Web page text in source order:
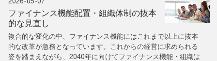
ファイナンス機能配置・組織体制の抜本
的な見直し
複合的な変化の中、ファイナンス機能にはこれまで以上に抜本
的な改革が急務となっています。これからの経営に求められる
姿を踏まえながら、2040年に向けてファイナンス機能・組織は